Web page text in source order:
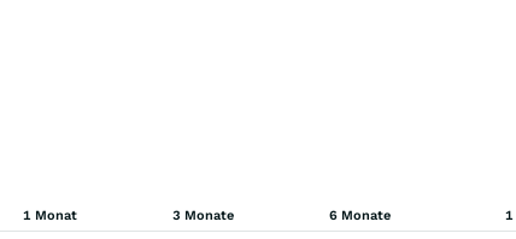
1 Monat 3 Monate 6 Monate 1